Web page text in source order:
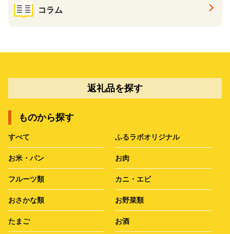
コラム
返礼品を探す
ものから探す
すべて ふるラボオリジナル
お米・パン お肉
フルーツ類 カニ・エビ
おさかな類 お野菜類
たまご お酒